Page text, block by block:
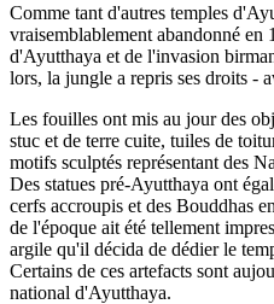
Comme tant d'autres temples
vraisemblablement abandonné en
d'Ayutthaya et de l'invasion
lors, la jungle a repris ses droits -
Les fouilles ont mis au jour des
stuc et de terre cuite, tuiles de
motifs sculptés représentant des
Des statues pré-Ayutthaya ont
cerfs accroupis et des Bouddhas
de l'époque ait été tellement
argile qu'il décida de dédier le
Certains de ces artefacts sont
national d'Ayutthaya.